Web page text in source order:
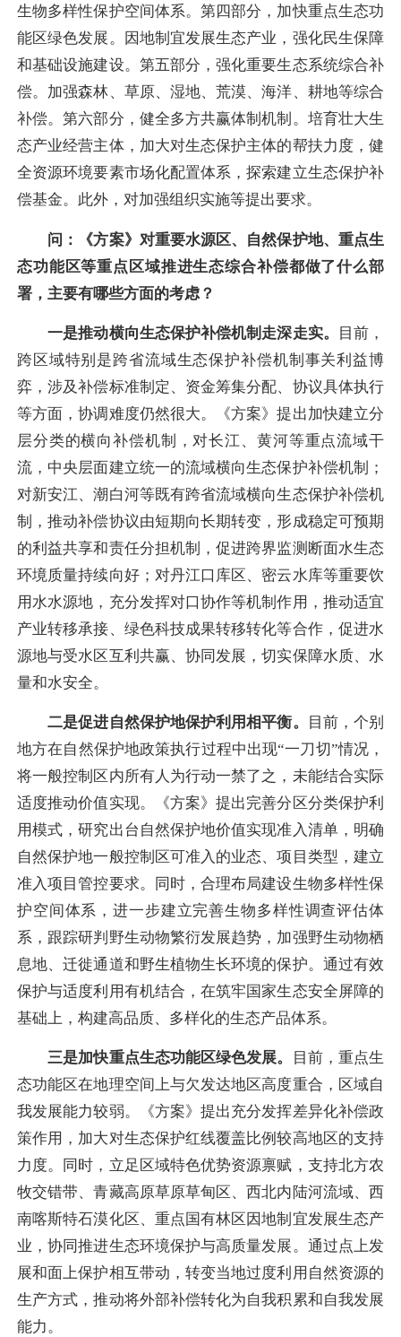
生物多样性保护空间体系。第四部分，加快重点生态功
能区绿色发展。因地制宜发展生态产业，强化民生保障
和基础设施建设。第五部分，强化重要生态系统综合补
偿。加强森林、草原、湿地、荒漠、海洋、耕地等综合
补偿。第六部分，健全多方共赢体制机制。培育壮大生
态产业经营主体，加大对生态保护主体的帮扶力度，健
全资源环境要素市场化配置体系，探索建立生态保护补
偿基金。此外，对加强组织实施等提出要求。
问：《方案》对重要水源区、自然保护地、重点生
态功能区等重点区域推进生态综合补偿都做了什么部
署，主要有哪些方面的考虑？
一是推动横向生态保护补偿机制走深走实。
目前，
跨区域特别是跨省流域生态保护补偿机制事关利益博
弈，涉及补偿标准制定、资金筹集分配、协议具体执行
等方面，协调难度仍然很大。《方案》提出加快建立分
层分类的横向补偿机制，对长江、黄河等重点流域干
流，中央层面建立统一的流域横向生态保护补偿机制；
对新安江、潮白河等既有跨省流域横向生态保护补偿机
制，推动补偿协议由短期向长期转变，形成稳定可预期
的利益共享和责任分担机制，促进跨界监测断面水生态
环境质量持续向好；对丹江口库区、密云水库等重要饮
用水水源地，充分发挥对口协作等机制作用，推动适宜
产业转移承接、绿色科技成果转移转化等合作，促进水
源地与受水区互利共赢、协同发展，切实保障水质、水
量和水安全。
二是促进自然保护地保护利用相平衡。
目前，个别
地方在自然保护地政策执行过程中出现“一刀切”情况，
将一般控制区内所有人为行动一禁了之，未能结合实际
适度推动价值实现。《方案》提出完善分区分类保护利
用模式，研究出台自然保护地价值实现准入清单，明确
自然保护地一般控制区可准入的业态、项目类型，建立
准入项目管控要求。同时，合理布局建设生物多样性保
护空间体系，进一步建立完善生物多样性调查评估体
系，跟踪研判野生动物繁衍发展趋势，加强野生动物栖
息地、迁徙通道和野生植物生长环境的保护。通过有效
保护与适度利用有机结合，在筑牢国家生态安全屏障的
基础上，构建高品质、多样化的生态产品体系。
三是加快重点生态功能区绿色发展。
目前，重点生
态功能区在地理空间上与欠发达地区高度重合，区域自
我发展能力较弱。《方案》提出充分发挥差异化补偿政
策作用，加大对生态保护红线覆盖比例较高地区的支持
力度。同时，立足区域特色优势资源禀赋，支持北方农
牧交错带、青藏高原草原草甸区、西北内陆河流域、西
南喀斯特石漠化区、重点国有林区因地制宜发展生态产
业，协同推进生态环境保护与高质量发展。通过点上发
展和面上保护相互带动，转变当地过度利用自然资源的
生产方式，推动将外部补偿转化为自我积累和自我发展
能力。